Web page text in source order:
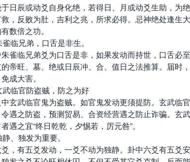
辰或动爻自身化绝，若得日、月或动爻生助，为
，反败为肚，吉利之兆，所求必得。忌神绝处逢生
数倍之功。
兄弟，口舌是非生。
临兄弟爻为口舌是非，如果发动而持世，口舌必
帝旺、墓、绝或日辰冲、合、值日之法推算。届时
成大害。
临官防盗贼，防之为好
武临官鬼为盗贼。如官鬼发动更须提防。玄武临
遇之防盗，预测贸易、合资经营遇之防止诈骗。玄
遇之宜“终日乾乾，夕惕若，厉元咎”。
独发为重要。
有五爻发动，一爻不动为独静。卦中六爻有五爻